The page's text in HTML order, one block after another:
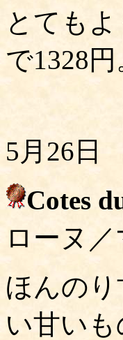
とても
で1328円
5月26日
Cotes
ローヌ
ほんの
い甘い